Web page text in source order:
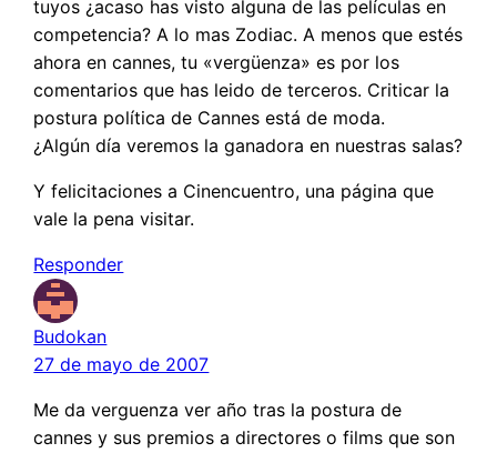
tuyos ¿acaso has visto alguna de las películas en
competencia? A lo mas Zodiac. A menos que estés
ahora en cannes, tu «vergüenza» es por los
comentarios que has leido de terceros. Criticar la
postura política de Cannes está de moda.
¿Algún día veremos la ganadora en nuestras salas?
Y felicitaciones a Cinencuentro, una página que
vale la pena visitar.
Responder
Budokan
27 de mayo de 2007
Me da verguenza ver año tras la postura de
cannes y sus premios a directores o films que son